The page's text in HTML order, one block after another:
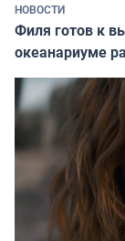
НОВОСТИ
Филя готов к
океанариуме